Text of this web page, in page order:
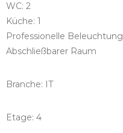
WC: 2
Küche: 1
Professionelle Beleuchtung
Abschließbarer Raum
Branche: IT
Etage: 4